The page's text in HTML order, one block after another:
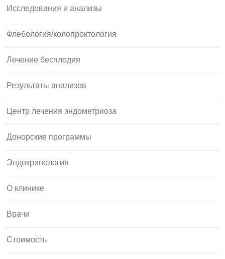
Исследования и анализы
Флебология/колопроктология
Лечение бесплодия
Результаты анализов
Центр лечения эндометриоза
Донорские программы
Эндокринология
О клинике
Врачи
Стоимость